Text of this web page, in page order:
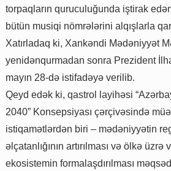
torpaqların quruculuğunda iştirak
bütün musiqi nömrələrini alqışlarla
Xatırladaq ki, Xankəndi Mədəniyyət
yenidənqurmadan sonra Prezident
mayın 28-də istifadəyə verilib.
Qeyd edək ki, qastrol layihəsi
2040” Konsepsiyası çərçivəsində
istiqamətlərdən biri – mədəniyyətin
əlçatanlığının artırılması və ölkə üzrə
ekosistemin formalaşdırılması